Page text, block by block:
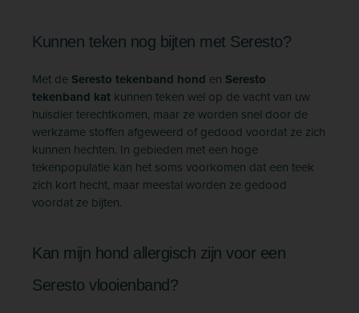
Kunnen teken nog bijten met Seresto?
Met de Seresto tekenband hond en Seresto
tekenband kat kunnen teken wel op de vacht van uw
huisdier terechtkomen, maar ze worden snel door de
werkzame stoffen afgeweerd of gedood voordat ze zich
kunnen hechten. In gebieden met een hoge
tekenpopulatie kan het soms voorkomen dat een teek
zich kort hecht, maar meestal worden ze gedood
voordat ze bijten.
Kan mijn hond allergisch zijn voor een
Seresto vlooienband?